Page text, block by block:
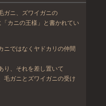
ガニ、ズワイガニの
カニの王様」と書かれてい
ニではなくヤドカリの仲間
り、それを差し置いて
毛ガニとズワイガニの受け